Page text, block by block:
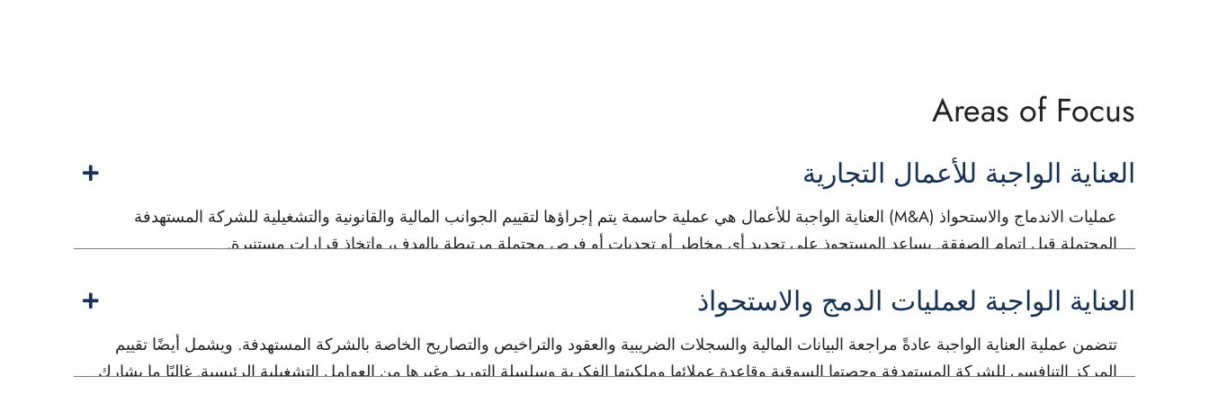
Areas of Focus
العناية الواجبة للأعمال التجارية
عمليات الاندماج والاستحواذ (M&A) العناية الواجبة للأعمال هي عملية حاسمة يتم إجراؤها لتقييم الجوانب المالية والقانونية والتشغيلية للشركة المستهدفة
المحتملة قبل إتمام الصفقة. يساعد المستحوذ على تحديد أي مخاطر أو تحديات أو فرص محتملة مرتبطة بالهدف، واتخاذ قرارات مستنيرة.
العناية الواجبة لعمليات الدمج والاستحواذ
تتضمن عملية العناية الواجبة عادةً مراجعة البيانات المالية والسجلات الضريبية والعقود والتراخيص والتصاريح الخاصة بالشركة المستهدفة. ويشمل أيضًا تقييم
المركز التنافسي للشركة المستهدفة وحصتها السوقية وقاعدة عملائها وملكيتها الفكرية وسلسلة التوريد وغيرها من العوامل التشغيلية الرئيسية. غالبًا ما يشارك